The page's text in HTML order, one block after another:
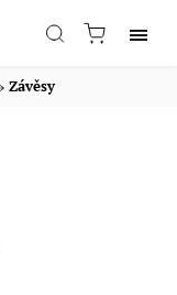
Závěsy